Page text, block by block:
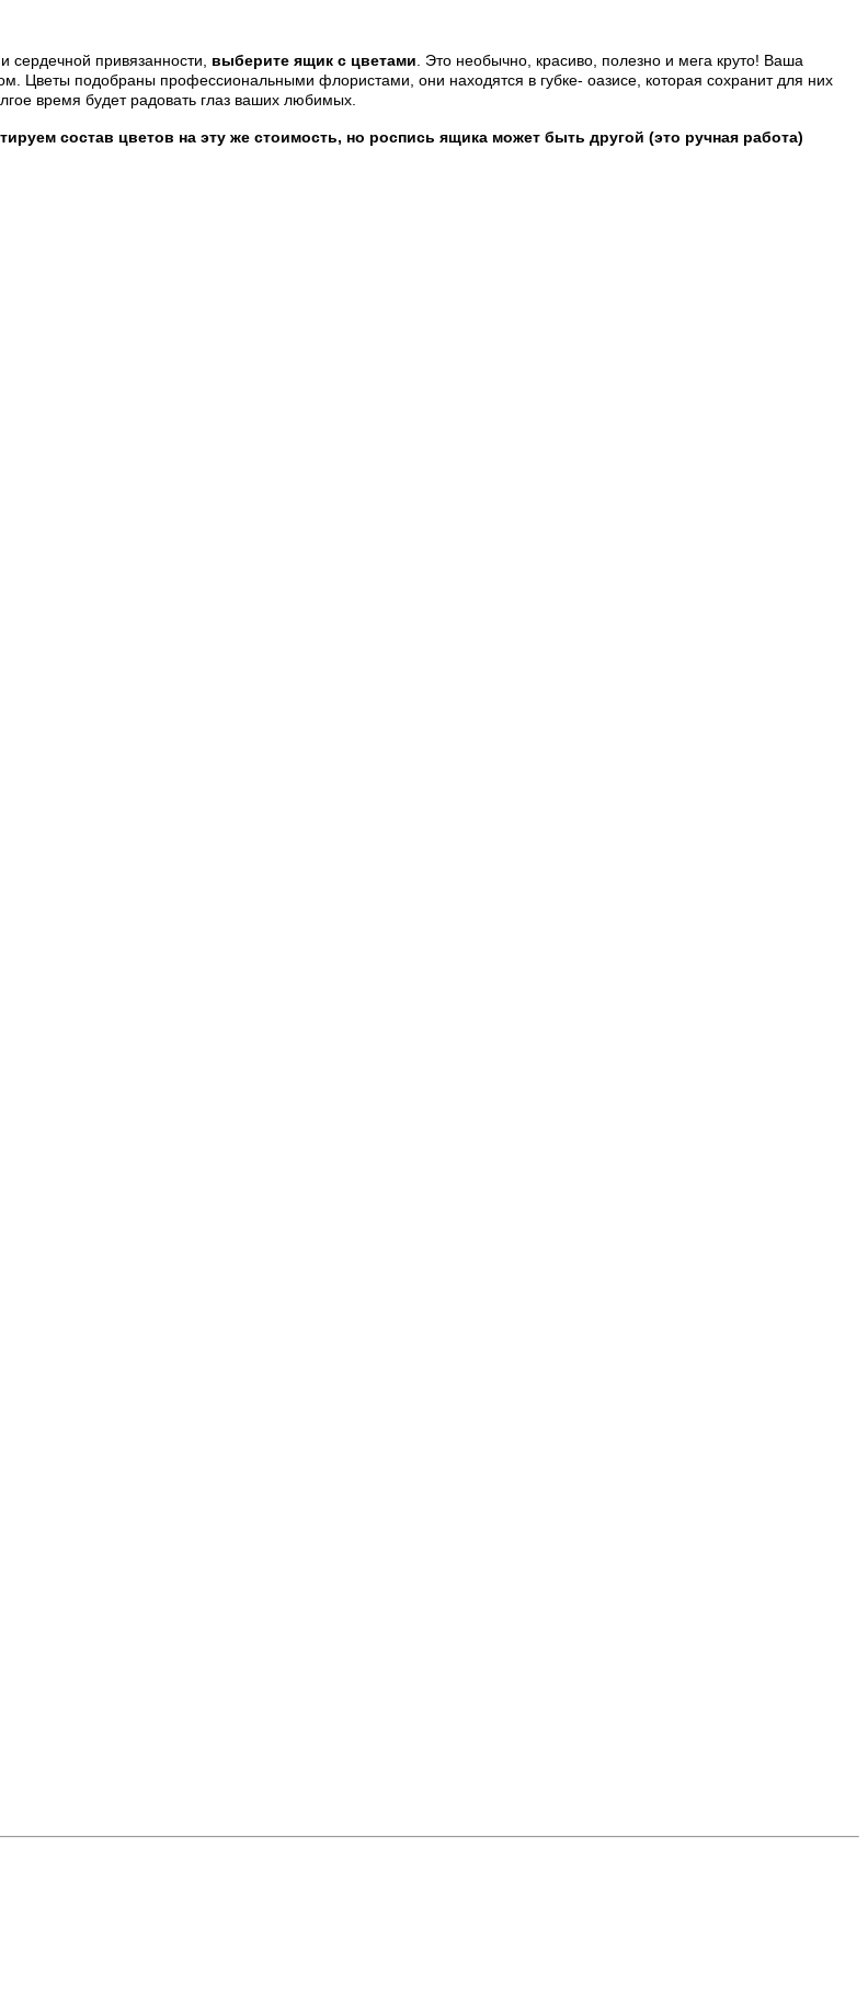
привязанности, выберите ящик с цветами . Это необычно, красиво, полезно и мега круто! Ваша
Цветы подобраны профессиональными флористами, они находятся в губке- оазисе, которая сохранит для них
время будет радовать глаз ваших любимых.
состав цветов на эту же стоимость, но роспись ящика может быть другой (это ручная работа)